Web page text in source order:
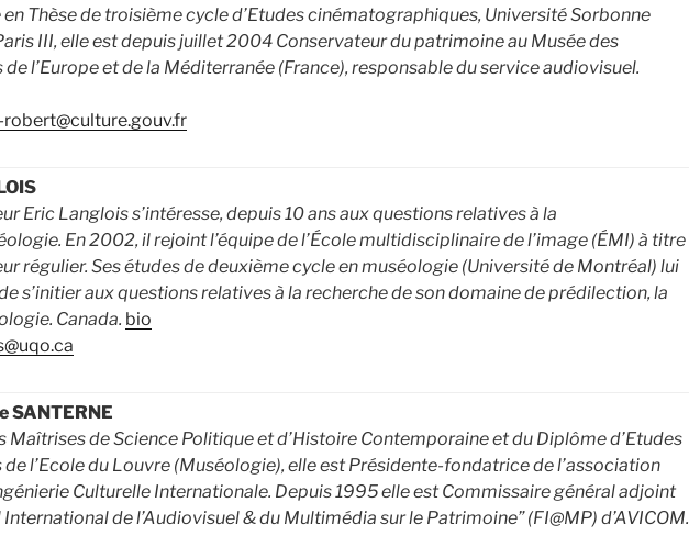
Thèse de troisième cycle d’Etudes cinématographiques, Université Sorbonne
III, elle est depuis juillet 2004 Conservateur du patrimoine au Musée des
l’Europe et de la Méditerranée (France), responsable du service audiovisuel.
Eric Langlois s’intéresse, depuis 10 ans aux questions relatives à la
En 2002, il rejoint l’équipe de l’École multidisciplinaire de l’image (ÉMI) à titre
régulier. Ses études de deuxième cycle en muséologie (Université de Montréal) lui
s’initier aux questions relatives à la recherche de son domaine de prédilection, la
Canada. bio
SANTERNE
Maîtrises de Science Politique et d’Histoire Contemporaine et du Diplôme d’Etudes
de l’Ecole du Louvre (Muséologie), elle est Présidente-fondatrice de l’association
Culturelle Internationale. Depuis 1995 elle est Commissaire général adjoint
International de l’Audiovisuel & du Multimédia sur le Patrimoine” (FI@MP) d’AVICOM.